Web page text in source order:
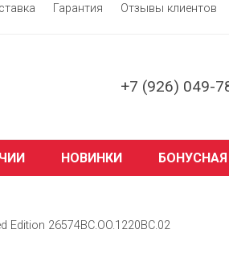
Гарантия
Отзывы клиентов
+7 (926) 049-
НОВИНКИ
Edition 26574BC.OO.1220BC.02